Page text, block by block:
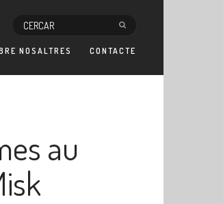
NOSALTRES CONTACTE
au